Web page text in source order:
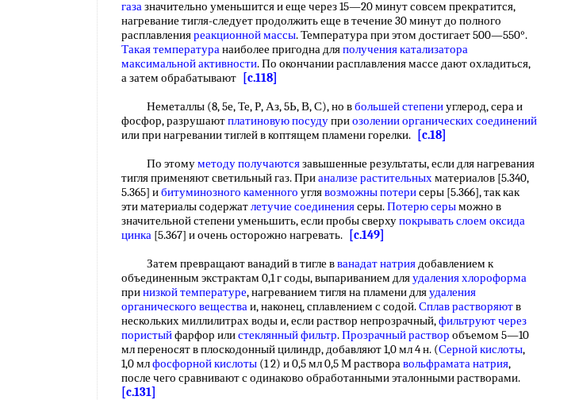
газазначительно уменьшится и еще через 15—20 минут совсем прекратится,
нагревание тигля-следует продолжить еще в течение 30 минут до полного
расплавленияреакционной массы. Температура при этом достигает 500—550°.
Такая температуранаиболее пригодна дляполучения катализатора
максимальной активности. По окончании расплавления массе дают охладиться,
а затем обрабатывают
[c.118]
Неметаллы (8, 5е, Те, Р, Аз, 5Ь, В, С), но вбольшей степениуглерод, сера и
фосфор, разрушаютплатиновую посудуприозолении органических соединений
или при нагревании тиглей в коптящем пламени горелки.
[c.18]
По этомуметоду получаютсязавышенные результаты, если для нагревания
тигля применяют светильный газ. Прианализе растительныхматериалов [5.340,
5.365] ибитуминозного каменного углявозможны потерисеры [5.366], так как
эти материалы содержатлетучие соединениясеры.Потерю серыможно в
значительной степени уменьшить, если пробы сверхупокрывать слоем оксида
цинка [5.367] и очень осторожно нагревать.
[c.149]
Затем превращают ванадий в тигле вванадат натриядобавлением к
объединенным экстрактам 0,1 г соды, выпариванием дляудаления хлороформа
принизкой температуре, нагреванием тигля на пламени дляудаления
органического веществаи, наконец, сплавлением с содой.Сплав растворяютв
нескольких миллилитрах воды и, если раствор непрозрачный,фильтруют через
пористыйфарфор илистеклянный фильтр.Прозрачный раствор объемом 5—10
мл переносят в плоскодонный цилиндр, добавляют 1,0 мл 4 н. (Серной кислоты,
1,0 млфосфорной кислоты (1 2) и 0,5 мл 0,5 М растворавольфрамата натрия,
после чего сравнивают с одинаково обработанными эталонными растворами.
[c.131]